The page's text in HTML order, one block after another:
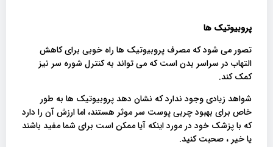
پروبیوتیک ها
تصور می شود که مصرف پروبیوتیک ها راه خوبی برای کاهش
التهاب در سراسر بدن است که می تواند به کنترل شوره سر نیز
کمک کند.
شواهد زیادی وجود ندارد که نشان دهد پروبیوتیک ها به طور
خاص برای بهبود چربی پوست سر موثر هستند، اما ارزش آن را دارد
که با پزشک خود در مورد اینکه آیا ممکن است برای شما مفید باشند
یا خیر ، صحبت کنید.